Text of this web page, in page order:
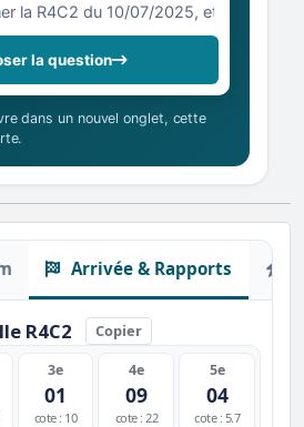
la question
dans un nouvel onglet, cette
Arrivée & Rapports
R4C2 Copier
3e
01
cote : 10
4e
09
cote : 22
5e
04
cote : 5.7